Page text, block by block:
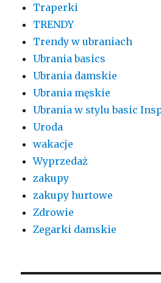
Traperki
TRENDY
Trendy w ubraniach
Ubrania basics
Ubrania damskie
Ubrania męskie
Ubrania w stylu basic
Uroda
wakacje
Wyprzedaż
zakupy
zakupy hurtowe
Zdrowie
Zegarki damskie